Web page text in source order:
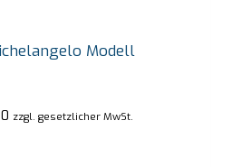
Modell
zzgl. gesetzlicher MwSt.